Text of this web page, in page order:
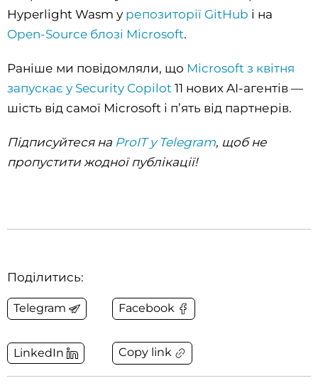
Hyperlight Wasm у репозиторії GitHub і на
Open-Source блозі Microsoft.
Раніше ми повідомляли, що Microsoft з квітня
запускає у Security Copilot 11 нових AI-агентів —
шість від самої Microsoft і п’ять від партнерів.
Підписуйтеся на ProIT у Telegram, щоб не
пропустити жодної публікації!
Поділитись:
Telegram Facebook
LinkedIn Copy link